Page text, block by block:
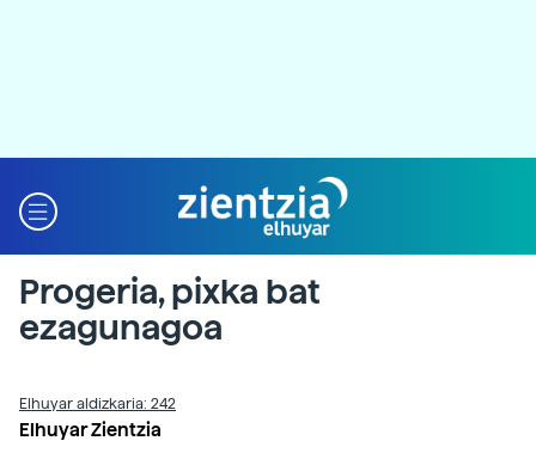
Progeria, pixka bat
ezagunagoa
Elhuyar aldizkaria: 242
Elhuyar Zientzia